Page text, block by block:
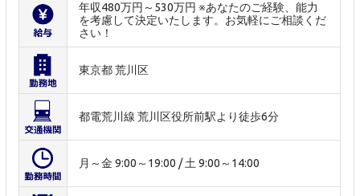
年収480万円～530万円 ※あなたのご経験、能力
を考慮して決定いたします。お気軽にご相談くだ
さい！
東京都 荒川区
都電荒川線 荒川区役所前駅より徒歩6分
月～金 9:00～19:00 / 土 9:00～14:00